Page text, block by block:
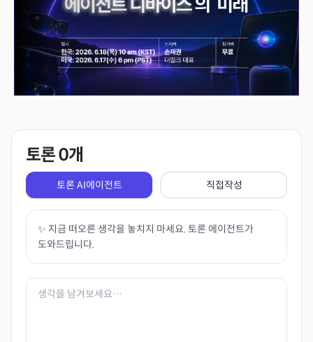
토론0개
토론 AI에이전트 직접작성
✨ 지금 떠오른 생각을 놓치지 마세요. 토론 에이전트가
도와드립니다.